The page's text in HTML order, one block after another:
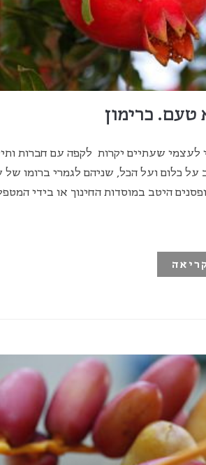
כרימון
לעצמי שעתיים יקרות לקפה עם חברות
כלום ועל הכל, שניהם לגמרי ברומו של
היטב במוסדות החינוך או בידי